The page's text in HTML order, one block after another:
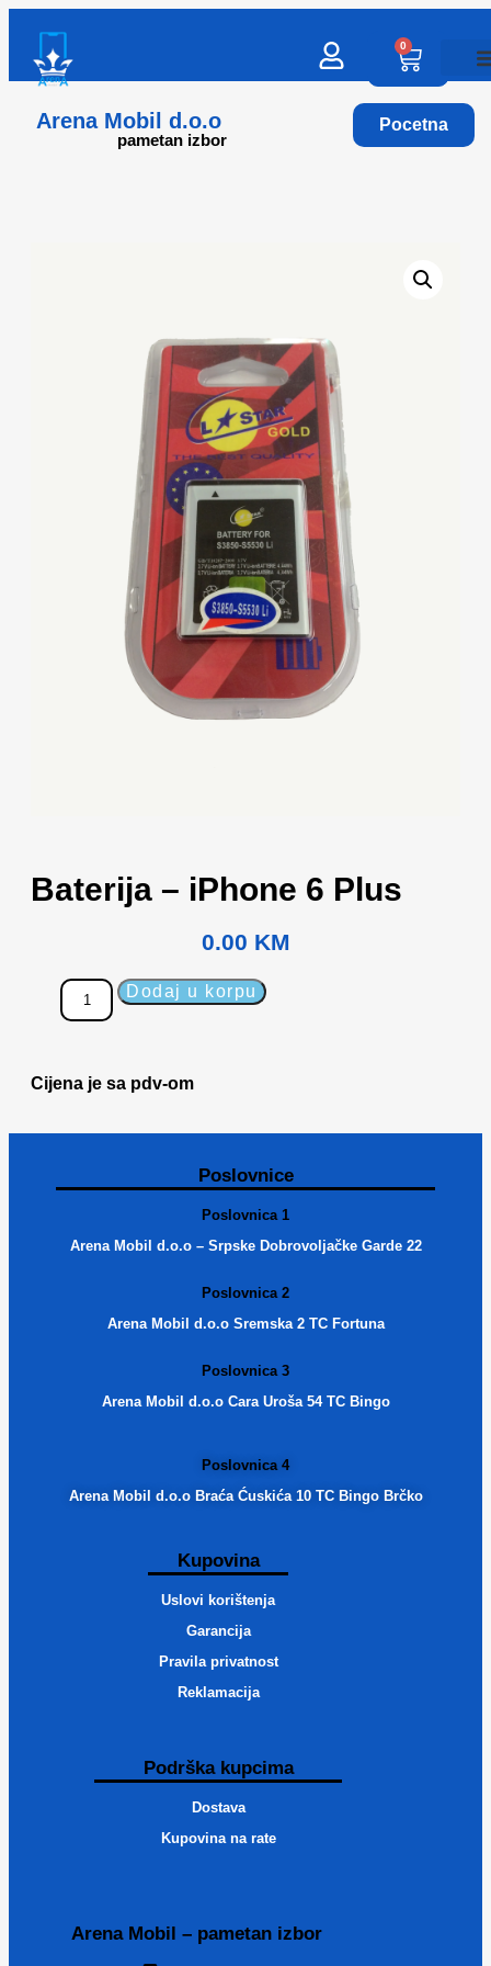
Arena Mobil d.o.o
pametan izbor
0
Pocetna
Baterija – iPhone 6 Plus
0.00 KM
Dodaj u korpu
Cijena je sa pdv-om
Poslovnice
Poslovnica 1
Arena Mobil d.o.o – Srpske Dobrovoljačke Garde 22
Poslovnica 2
Arena Mobil d.o.o Sremska 2 TC Fortuna
Poslovnica 3
Arena Mobil d.o.o Cara Uroša 54 TC Bingo
Poslovnica 4
Arena Mobil d.o.o Braća Ćuskića 10 TC Bingo Brčko
Kupovina
Uslovi korištenja
Garancija
Pravila privatnost
Reklamacija
Podrška kupcima
Dostava
Kupovina na rate
Arena Mobil – pametan izbor